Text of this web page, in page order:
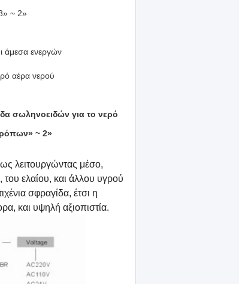
~ 2»
άμεσα ενεργών
αέρα νερού
σωληνοειδών για το νερό
~ 2»
λειτουργώντας μέσο,
του ελαίου, και άλλου υγρού
σφραγίδα, έτσι η
και υψηλή αξιοπιστία.